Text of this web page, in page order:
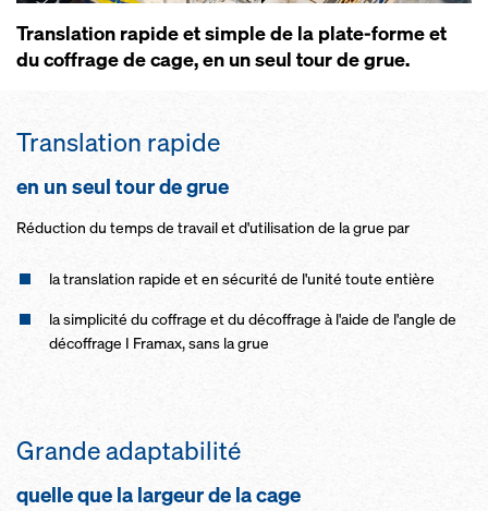
Trans­la­tion ra­pide et simple de la plate-forme et
du cof­f­rage de cage, en un seul tour de grue.
Trans­la­tion ra­pide
en un seul tour de grue
Ré­duc­tion du temps de tra­vail et d'uti­li­sa­tion de la grue par
la trans­la­tion ra­pide et en sé­c­u­ri­té de l'uni­té toute en­tière
la sim­p­li­ci­té du cof­f­rage et du dé­cof­f­rage à l'aide de l'angle de
dé­cof­f­rage I Framax, sans la grue
Grande adap­ta­bi­li­té
quelle que la lar­geur de la cage